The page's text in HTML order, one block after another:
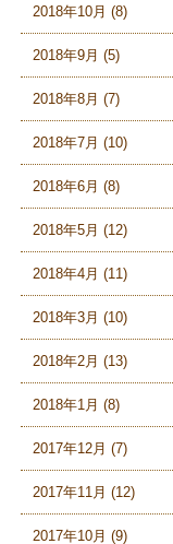
2018年10月 (8)
2018年9月 (5)
2018年8月 (7)
2018年7月 (10)
2018年6月 (8)
2018年5月 (12)
2018年4月 (11)
2018年3月 (10)
2018年2月 (13)
2018年1月 (8)
2017年12月 (7)
2017年11月 (12)
2017年10月 (9)